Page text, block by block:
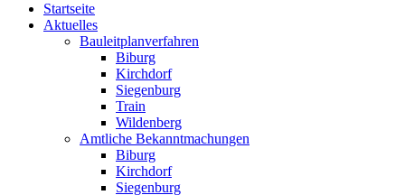
Startseite
Aktuelles
Bauleitplanverfahren
Biburg
Kirchdorf
Siegenburg
Train
Wildenberg
Amtliche Bekanntmachungen
Biburg
Kirchdorf
Siegenburg